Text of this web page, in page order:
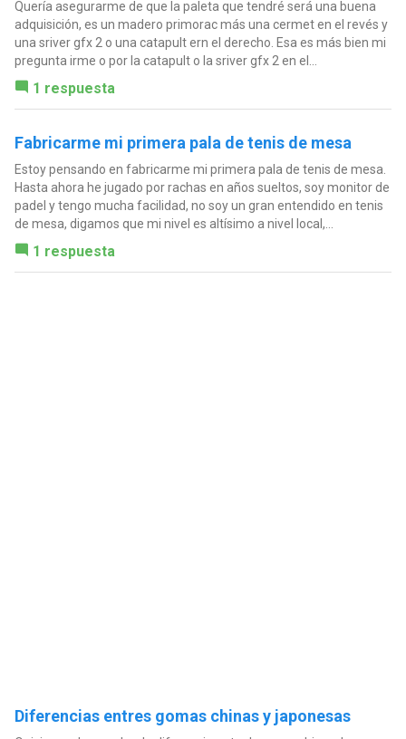
Quería asegurarme de que la paleta que tendré será una buena
adquisición, es un madero primorac más una cermet en el revés y
una sriver gfx 2 o una catapult ern el derecho. Esa es más bien mi
pregunta irme o por la catapult o la sriver gfx 2 en el...
1 respuesta
Fabricarme mi primera pala de tenis de mesa
Estoy pensando en fabricarme mi primera pala de tenis de mesa.
Hasta ahora he jugado por rachas en años sueltos, soy monitor de
padel y tengo mucha facilidad, no soy un gran entendido en tenis
de mesa, digamos que mi nivel es altísimo a nivel local,...
1 respuesta
Diferencias entres gomas chinas y japonesas